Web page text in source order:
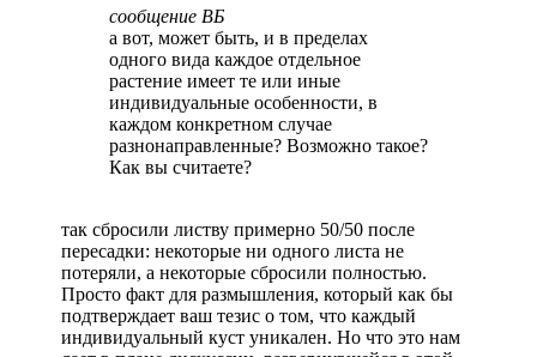
сообщение ВБ
а вот, может быть, и в пределах
одного вида каждое отдельное
растение имеет те или иные
индивидуальные особенности, в
каждом конкретном случае
разнонаправленные? Возможно такое?
Как вы считаете?
так сбросили листву примерно 50/50 после
пересадки: некоторые ни одного листа не
потеряли, а некоторые сбросили полностью.
Просто факт для размышления, который как бы
подтверждает ваш тезис о том, что каждый
индивидуальный куст уникален. Но что это нам